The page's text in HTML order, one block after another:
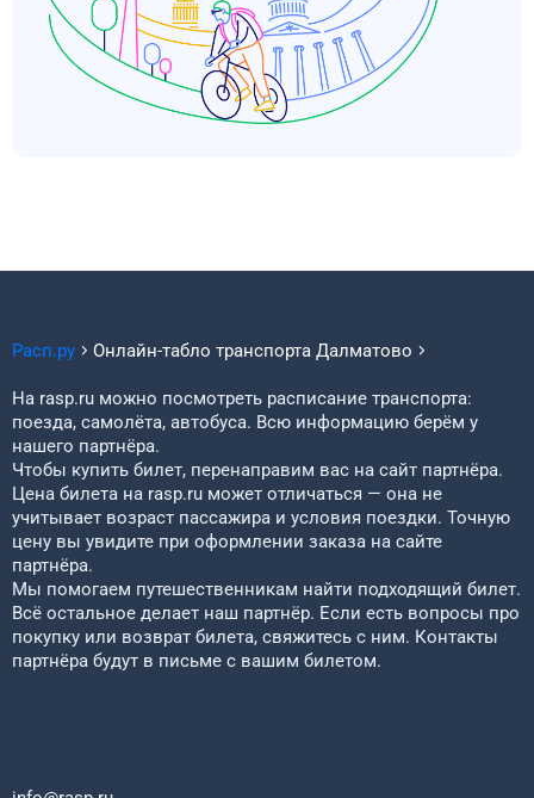
Расп.ру Онлайн-табло транспорта Далматово
На rasp.ru можно посмотреть расписание транспорта:
поезда, самолёта, автобуса. Всю информацию берём у
нашего партнёра.
Чтобы купить билет, перенаправим вас на сайт партнёра.
Цена билета на rasp.ru может отличаться — она не
учитывает возраст пассажира и условия поездки. Точную
цену вы увидите при оформлении заказа на сайте
партнёра.
Мы помогаем путешественникам найти подходящий билет.
Всё остальное делает наш партнёр. Если есть вопросы про
покупку или возврат билета, свяжитесь с ним. Контакты
партнёра будут в письме с вашим билетом.